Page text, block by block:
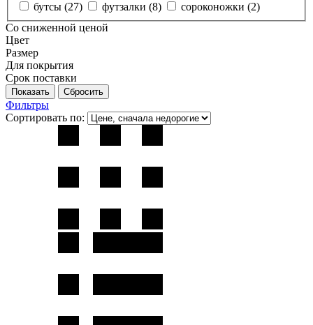
бутсы (27) футзалки (8) сороконожки (2)
Со сниженной ценой
Цвет
Размер
Для покрытия
Срок поставки
Фильтры
Сортировать по: